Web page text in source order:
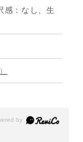
感：なし、生